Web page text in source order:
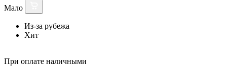
Мало
Из-за рубежа
Хит
При оплате наличными